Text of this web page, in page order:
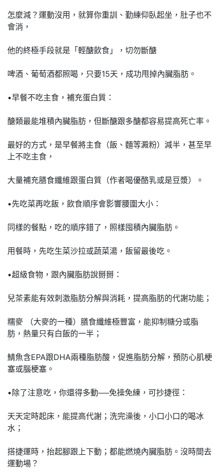
怎麼減？運動沒用，就算你重訓、勤練仰臥起坐，肚子也不
會消，
他的終極手段就是「輕醣飲食」，切勿斷醣
啤酒、葡萄酒都照喝，只要15天，成功甩掉內臟脂肪。
•早餐不吃主食，補充蛋白質：
醣類最能堆積內臟脂肪，但斷醣跟多醣都容易提高死亡率。
最好的方式，是早餐將主食（飯、麵等澱粉）減半，甚至早
上不吃主食，
大量補充膳食纖維跟蛋白質（作者喝優酪乳或是豆漿）。
•先吃菜再吃飯，飲食順序會影響腰圍大小：
同樣的餐點，吃的順序錯了，照樣囤積內臟脂肪。
用餐時，先吃生菜沙拉或蔬菜湯，飯留最後吃。
•超級食物，跟內臟脂肪說掰掰：
兒茶素能有效刺激脂肪分解與消耗，提高脂肪的代謝功能；
糯麥 （大麥的一種）膳食纖維極豐富，能抑制糖分或脂
肪，熱量只有白飯的一半；
鯖魚含EPA跟DHA兩種脂肪酸，促進脂肪分解，預防心肌梗
塞或腦梗塞。
•除了注意吃，你還得多動──免操免練，可抄捷徑：
天天定時起床，能提高代謝；洗完澡後，小口小口的喝冰
水；
搭捷運時，抬起腳跟上下動；都能燃燒內臟脂肪。沒時間去
運動場？